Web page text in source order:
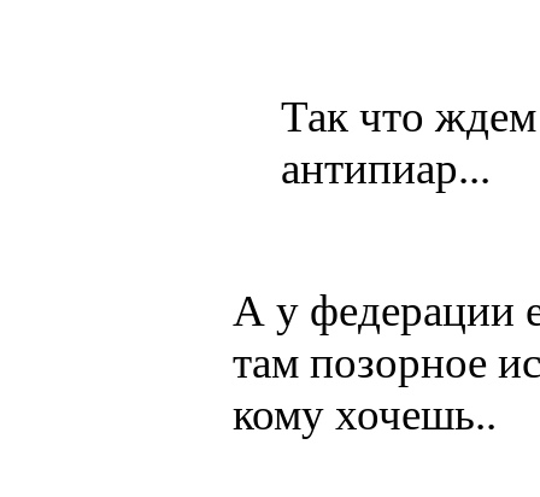
Так что
антипиар...
А у федерации
там позорное
кому хочешь..